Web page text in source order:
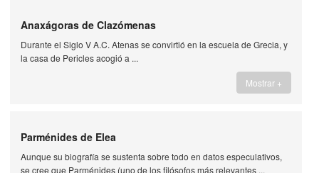
Anaxágoras de Clazómenas
Durante el Siglo V A.C. Atenas se convirtió en la escuela de Grecia, y
la casa de Pericles acogió a ...
Mostrar +
Parménides de Elea
Aunque su biografía se sustenta sobre todo en datos especulativos,
se cree que Parménides (uno de los filósofos más relevantes ...